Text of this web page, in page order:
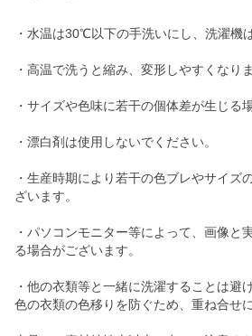
・水温は30℃以下の手洗いにし、洗濯機
・高温で洗うと縮み、変形しやすくなりま
・サイズや色味に若干の個体差が生じる
・漂白剤は使用しないでください。
・生産時期により若干の色ブレやサイズ
ざいます。
・パソコンモニター等によって、画像と
る場合がございます。
・他の衣類等と一緒に洗濯することは避
色の衣類の色移りを防ぐため、重ね合せ